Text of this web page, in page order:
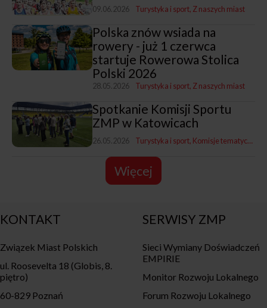
09.06.2026 Turystyka i sport Z naszych miast
Polska znów wsiada na
rowery - już 1 czerwca
startuje Rowerowa Stolica
Polski 2026
28.05.2026 Turystyka i sport Z naszych miast
Spotkanie Komisji Sportu
ZMP w Katowicach
26.05.2026 Turystyka i sport Komisje tematyczne ZMP
Więcej
KONTAKT
Związek Miast Polskich
ul. Roosevelta 18 (Globis, 8.
piętro)
60-829 Poznań
SERWISY ZMP
Sieci Wymiany Doświadczeń
EMPIRIE
Monitor Rozwoju Lokalnego
Forum Rozwoju Lokalnego